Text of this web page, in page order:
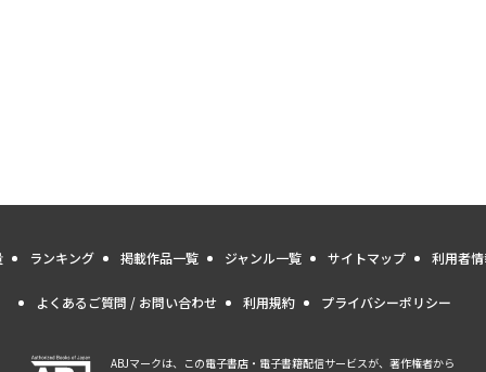
ランキング 掲載作品一覧 ジャンル一覧 サイトマップ 利用者
よくあるご質問 / お問い合わせ 利用規約 プライバシーポリシー
ABJマークは、この電子書店・電子書籍配信サービスが、著作権者から